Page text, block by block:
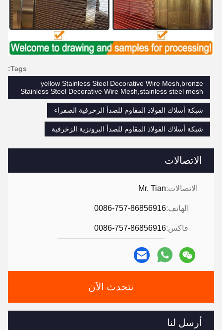
الاتصالات
الاتصالات:Mr. Tian
الهاتف:0086-757-86856916
فاكس:0086-757-86856916
نتحدث الآن
أرسل لنا
Tags:
yellow Stainless Steel Decorative Wire Mesh,bronze
Stainless Steel Decorative Wire Mesh,stainless steel mesh
شبكة أسلاك الفولاذ المقاوم للصدأ الزخرفية الصفراء
شبكة أسلاك الفولاذ المقاوم للصدأ البرونزية الزخرفية